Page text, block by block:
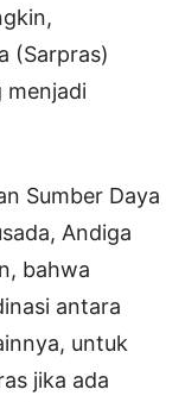
(Sarpras)
menjadi
Sumber Daya
Andiga
bahwa
antara
untuk
jika ada